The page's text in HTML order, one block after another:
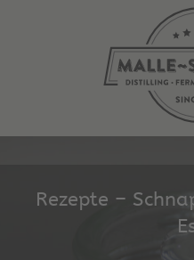
Rezepte –